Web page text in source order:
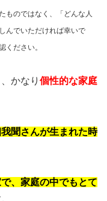
ものではなく、「どんな人
んでいただければ幸いで
ください。
かなり 個性的な家庭
聞さんが生まれた時
、家庭の中でもとて